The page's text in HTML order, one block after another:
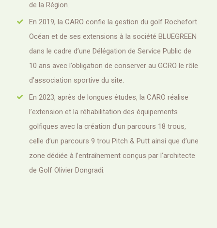
de la Région.
En 2019, la CARO confie la gestion du golf Rochefort
Océan et de ses extensions à la société BLUEGREEN
dans le cadre d’une Délégation de Service Public de
10 ans avec l’obligation de conserver au GCRO le rôle
d’association sportive du site.
En 2023, après de longues études, la CARO réalise
l’extension et la réhabilitation des équipements
golfiques avec la création d’un parcours 18 trous,
celle d’un parcours 9 trou Pitch & Putt ainsi que d’une
zone dédiée à l’entraînement conçus par l’architecte
de Golf Olivier Dongradi.